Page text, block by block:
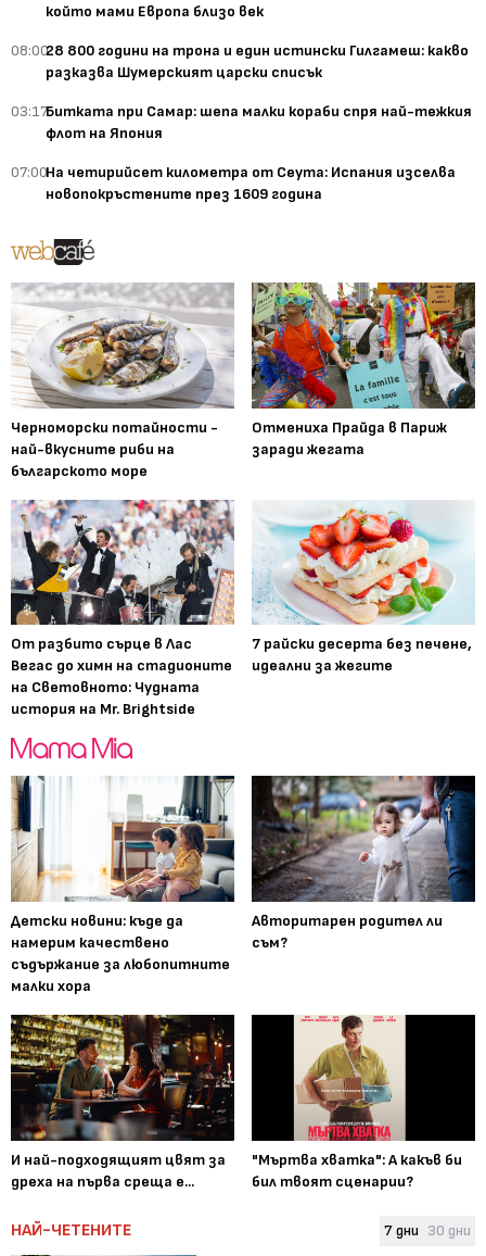
който мами Европа близо век
08:0028 800 години на трона и един истински Гилгамеш: какво
разказва Шумерският царски списък
03:17Битката при Самар: шепа малки кораби спря най-тежкия
флот на Япония
07:00На четирийсет километра от Сеута: Испания изселва
новопокръстените през 1609 година
Черноморски потайности -
най-вкусните риби на
българското море
Отмениха Прайда в Париж
заради жегата
От разбито сърце в Лас
Вегас до химн на стадионите
на Световното: Чудната
история на Mr. Brightside
7 райски десерта без печене,
идеални за жегите
Детски новини: къде да
намерим качествено
съдържание за любопитните
малки хора
Авторитарен родител ли
съм?
И най-подходящият цвят за
дреха на първа среща е...
"Мъртва хватка": А какъв би
бил твоят сценарии?
НАЙ-ЧЕТЕНИТЕ 7 дни 30 дни